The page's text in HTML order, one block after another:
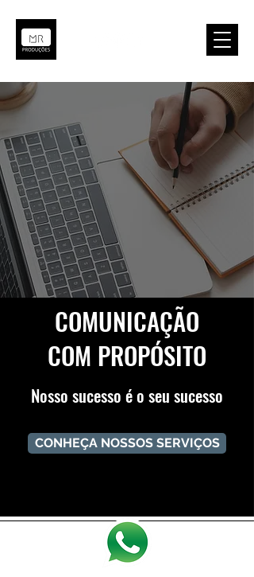
COMUNICAÇÃO
COM PROPÓSITO
Nosso sucesso é o seu sucesso
CONHEÇA NOSSOS SERVIÇOS